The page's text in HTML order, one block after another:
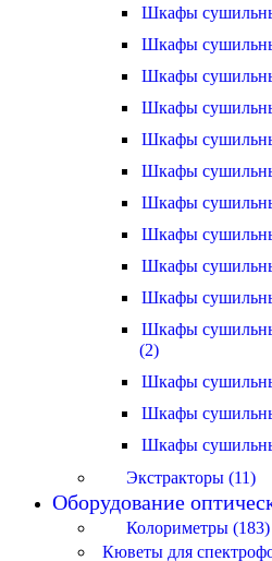
Шкафы
Шкафы
Шкафы
Шкафы
Шкафы
Шкафы
Шкафы
Шкафы
Шкафы
Шкафы
Шкафы
(2)
Шкафы
Шкафы
Шкафы
Экстракторы (11)
Оборудование
Колориметры (183)
Кюветы для